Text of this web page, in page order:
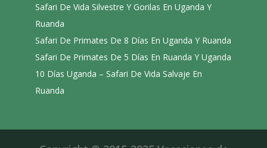
Safari De Vida Silvestre Y Gorilas En Uganda Y
Ruanda
Safari De Primates De 8 Días En Uganda Y Ruanda
Safari De Primates De 5 Días En Ruanda Y Uganda
10 Días Uganda – Safari De Vida Salvaje En
Ruanda